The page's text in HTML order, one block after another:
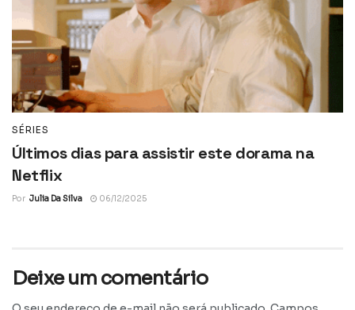
SÉRIES
Últimos dias para assistir este dorama na
Netflix
Por Julia Da Silva 06/12/2025
Deixe um comentário